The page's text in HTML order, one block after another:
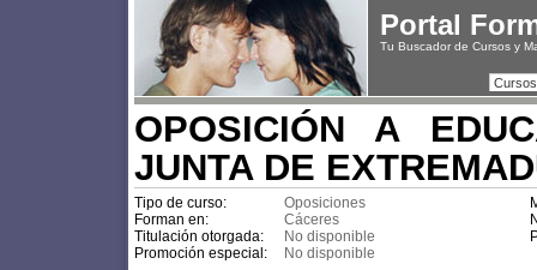
Portal
Tu Buscador de Cursos y
OPOSICIÓN A
JUNTA DE
Tipo de curso: Oposiciones
Forman en:
Cáceres
Titulación otorgada:
No disponible
Promoción especial:
No disponible